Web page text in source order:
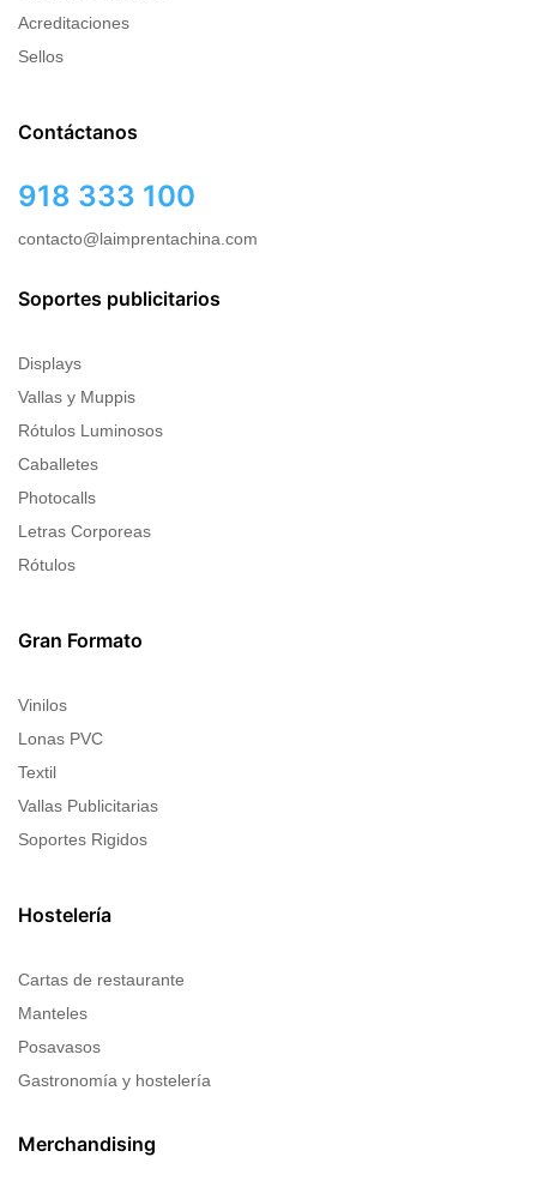
Acreditaciones
Sellos
Contáctanos
918 333 100
contacto@laimprentachina.com
Soportes publicitarios
Displays
Vallas y Muppis
Rótulos Luminosos
Caballetes
Photocalls
Letras Corporeas
Rótulos
Gran Formato
Vinilos
Lonas PVC
Textil
Vallas Publicitarias
Soportes Rigidos
Hostelería
Cartas de restaurante
Manteles
Posavasos
Gastronomía y hostelería
Merchandising